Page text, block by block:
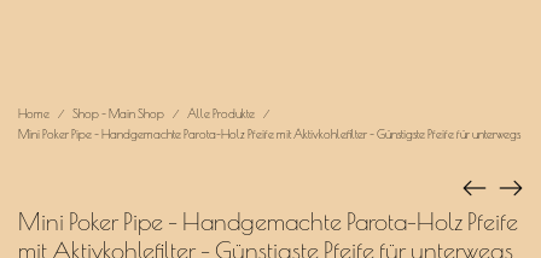
Home / Shop – Main Shop / Alle Produkte /
Mini Poker Pipe – Handgemachte Parota-Holz Pfeife mit Aktivkohlefilter – Günstigste Pfeife für unterwegs
Mini Poker Pipe – Handgemachte Parota-Holz Pfeife
mit Aktivkohlefilter – Günstigste Pfeife für unterwegs